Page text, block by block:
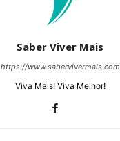
Saber Viver Mais
https://www.sabervivermais.com
Viva Mais! Viva Melhor!